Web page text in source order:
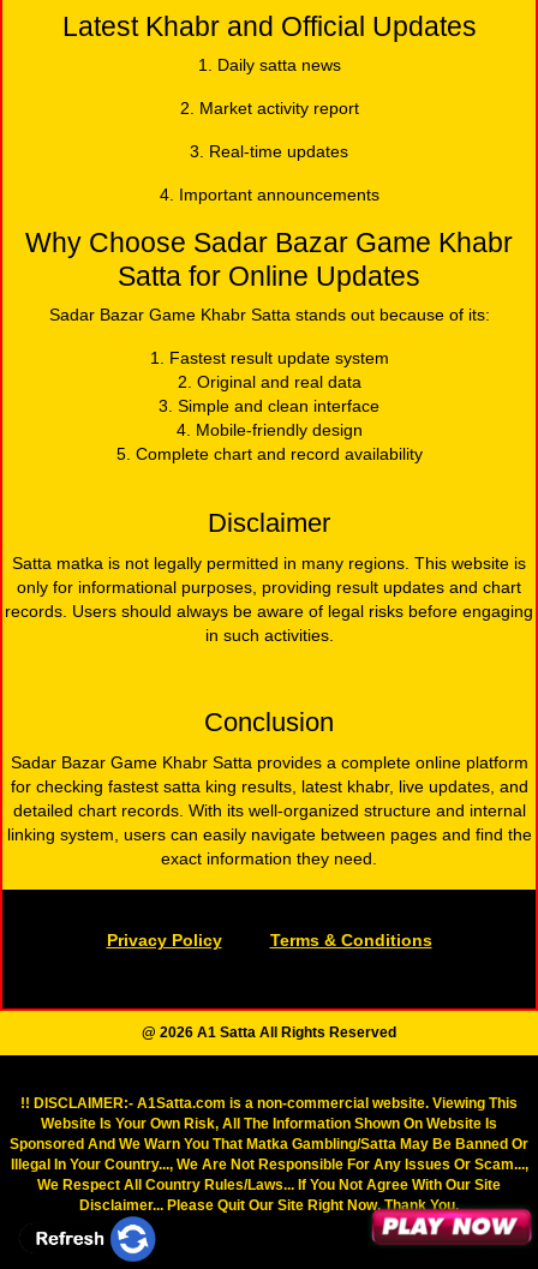
Latest Khabr and Official Updates
1. Daily satta news
2. Market activity report
3. Real-time updates
4. Important announcements
Why Choose Sadar Bazar Game Khabr
Satta for Online Updates
Sadar Bazar Game Khabr Satta stands out because of its:
1. Fastest result update system
2. Original and real data
3. Simple and clean interface
4. Mobile-friendly design
5. Complete chart and record availability
Disclaimer
Satta matka is not legally permitted in many regions. This website is
only for informational purposes, providing result updates and chart
records. Users should always be aware of legal risks before engaging
in such activities.
Conclusion
Sadar Bazar Game Khabr Satta provides a complete online platform
for checking fastest satta king results, latest khabr, live updates, and
detailed chart records. With its well-organized structure and internal
linking system, users can easily navigate between pages and find the
exact information they need.
Privacy Policy Terms & Conditions
@ 2026 A1 Satta All Rights Reserved
!! DISCLAIMER:- A1Satta.com is a non-commercial website. Viewing This
Website Is Your Own Risk, All The Information Shown On Website Is
Sponsored And We Warn You That Matka Gambling/Satta May Be Banned Or
Illegal In Your Country..., We Are Not Responsible For Any Issues Or Scam...,
We Respect All Country Rules/Laws... If You Not Agree With Our Site
Disclaimer... Please Quit Our Site Right Now. Thank You.